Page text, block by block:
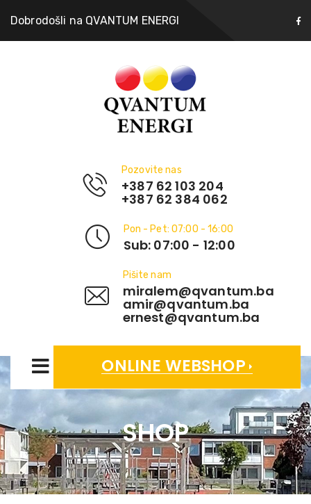
Dobrodošli na QVANTUM ENERGI
Pozovite nas
+387 62 103 204
+387 62 384 062
Pon - Pet: 07:00 - 16:00
Sub: 07:00 - 12:00
Pišite nam
miralem@qvantum.ba
amir@qvantum.ba
ernest@qvantum.ba
ONLINE WEBSHOP
SHOP